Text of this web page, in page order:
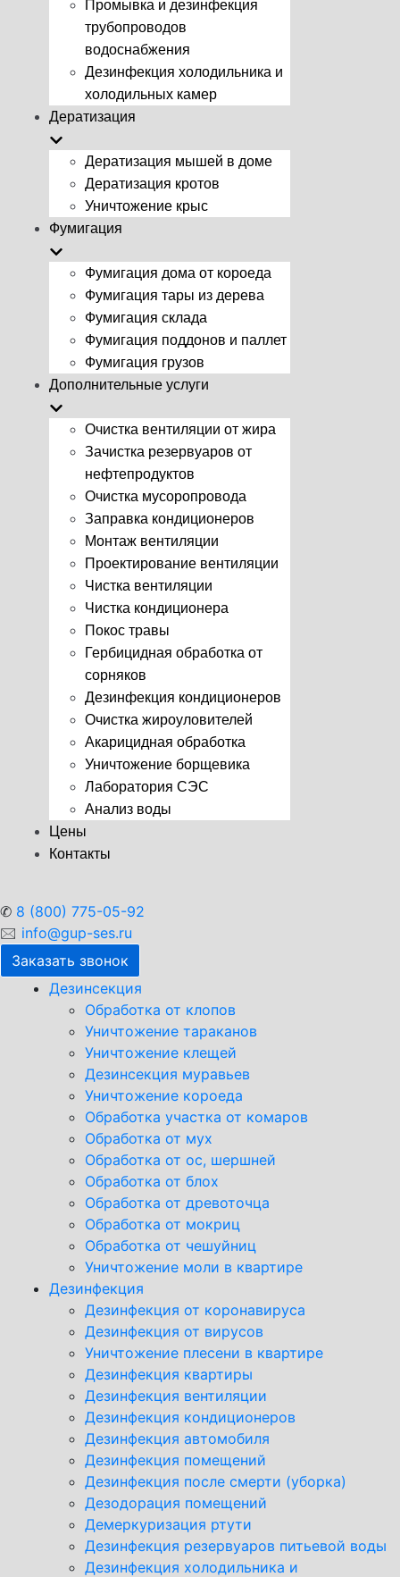
Промывка и дезинфекция
трубопроводов
водоснабжения
Дезинфекция холодильника и
холодильных камер
Дератизация
Дератизация мышей в доме
Дератизация кротов
Уничтожение крыс
Фумигация
Фумигация дома от короеда
Фумигация тары из дерева
Фумигация склада
Фумигация поддонов и паллет
Фумигация грузов
Дополнительные услуги
Очистка вентиляции от жира
Зачистка резервуаров от
нефтепродуктов
Очистка мусоропровода
Заправка кондиционеров
Монтаж вентиляции
Проектирование вентиляции
Чистка вентиляции
Чистка кондиционера
Покос травы
Гербицидная обработка от
сорняков
Дезинфекция кондиционеров
Очистка жироуловителей
Акарицидная обработка
Уничтожение борщевика
Лаборатория СЭС
Анализ воды
Цены
Контакты
✆ 8 (800) 775-05-92
🖂 info@gup-ses.ru
Заказать звонок
Дезинсекция
Обработка от клопов
Уничтожение тараканов
Уничтожение клещей
Дезинсекция муравьев
Уничтожение короеда
Обработка участка от комаров
Обработка от мух
Обработка от ос, шершней
Обработка от блох
Обработка от древоточца
Обработка от мокриц
Обработка от чешуйниц
Уничтожение моли в квартире
Дезинфекция
Дезинфекция от коронавируса
Дезинфекция от вирусов
Уничтожение плесени в квартире
Дезинфекция квартиры
Дезинфекция вентиляции
Дезинфекция кондиционеров
Дезинфекция автомобиля
Дезинфекция помещений
Дезинфекция после смерти (уборка)
Дезодорация помещений
Демеркуризация ртути
Дезинфекция резервуаров питьевой воды
Дезинфекция холодильника и